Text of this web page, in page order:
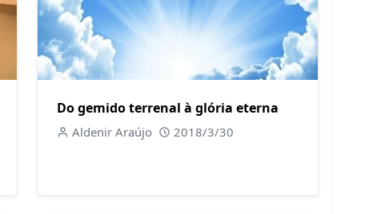
Do gemido terrenal à glória eterna
Aldenir Araújo 2018/3/30